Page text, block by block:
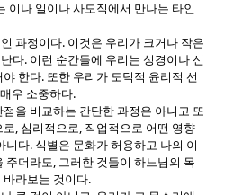
이나 일이나 사도직에서 만나는 타인
과정이다. 이것은 우리가 크거나 작은
다. 이런 순간들에 우리는 성경이나 신
야 한다. 또한 우리가 도덕적 윤리적 선
우 소중하다.
을 비교하는 간단한 과정은 아니고 또
로 , 심리적으로 , 직업적으로 어떤 영향
니다. 식별은 문화가 허용하고 나의 이
주더라도 , 그러한 것들이 하느님의 목
바라보는 것이다.